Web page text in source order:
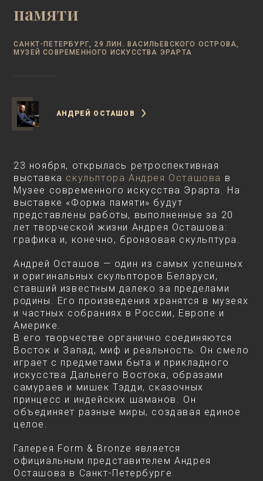
памяти
САНКТ-ПЕТЕРБУРГ, 29 ЛИН. ВАСИЛЬЕВСКОГО ОСТРОВА,
МУЗЕЙ СОВРЕМЕННОГО ИСКУССТВА ЭРАРТА
АНДРЕЙ ОСТАШОВ
23 ноября, открылась ретроспективная
выставка скульптора Андрея Осташова в
Музее современного искусства Эрарта. На
выставке «Форма памяти» будут
представлены работы, выполненные за 20
лет творческой жизни Андрея Осташова:
графика и, конечно, бронзовая скульптура.
Андрей Осташов — один из самых успешных
и оригинальных скульпторов Беларуси,
ставший известным далеко за пределами
родины. Его произведения хранятся в музеях
и частных собраниях в России, Европе и
Америке. ⠀
В его творчестве органично соединяются
Восток и Запад, миф и реальность. Он смело
играет с предметами быта и прикладного
искусства Дальнего Востока, образами
самураев и мишек Тэдди, сказочных
принцесс и индейских шаманов. Он
объединяет разные миры, создавая единое
целое.
Галерея Form & Bronze является
официальным представителем Андрея
Осташова в Санкт-Петербурге.